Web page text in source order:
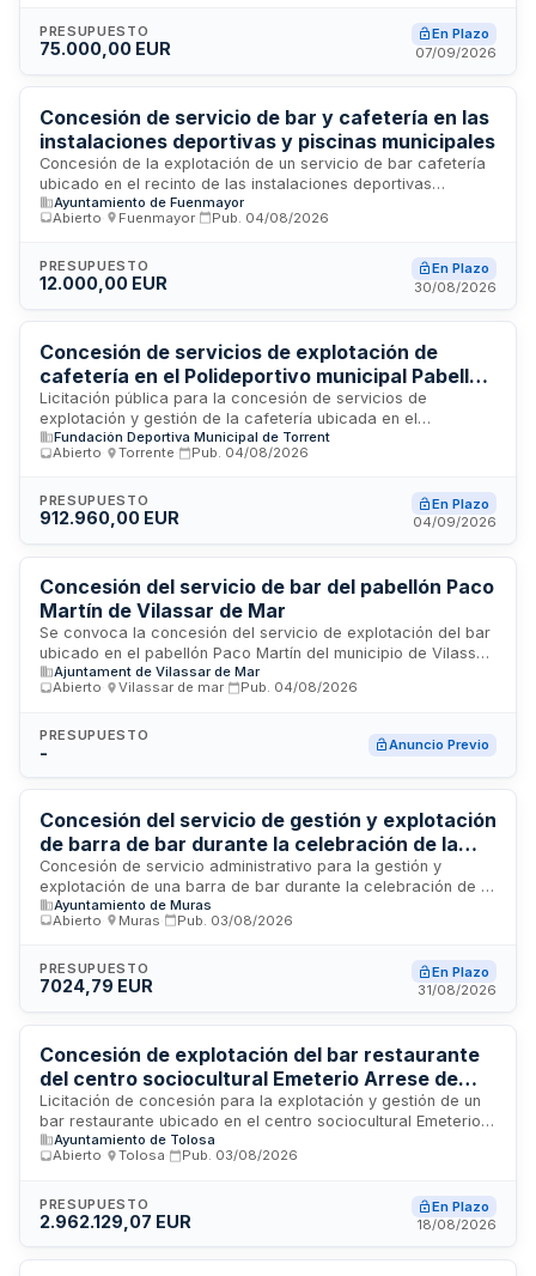
dirigido al personal destinado en dichos centros,
trabajadores de empresas externas y usuarios autorizados.
reposición de productos, mantenimiento técnico, retirada de
máquinas al finalizar el contrato y cumplimiento de la
normativa de protección de datos y seguridad alimentaria.
PRESUPUESTO
75.000,00 EUR
En Plazo
07/09/2026
Concesión de servicio de bar y cafetería en las
instalaciones deportivas y piscinas municipales
Concesión de la explotación de un servicio de bar cafetería
ubicado en el recinto de las instalaciones deportivas
municipales, que incluye la prestación de servicios de
cafetería, gestión de bar y servicios de limpieza. La
varios criterios de valoración, requiriendo que el
adjudicatario cuente con habilitación empresarial adecuada
gestión de establecimientos similares.
Ayuntamiento de Fuenmayor
Abierto
Fuenmayor Pub. 04/08/2026
PRESUPUESTO
12.000,00 EUR
En Plazo
30/08/2026
Concesión de servicios de explotación de
cafetería en el Polideportivo municipal Pabellón
Vedat de Torrent
Licitación pública para la concesión de servicios de
explotación y gestión de la cafetería ubicada en el
Polideportivo municipal Pabellón Vedat. La Fundación
Deportiva Municipal de Torrent convoca este procedimiento
administración, funcionamiento y prestación de servicios de
bar y comidas en las instalaciones deportivas municipales. El
del local, incluyendo venta de bebidas, alimentos y artículos
relacionados, atendiendo a los usuarios y visitantes del
polideportivo.
Fundación Deportiva Municipal de Torrent
Abierto
Torrente Pub. 04/08/2026
PRESUPUESTO
912.960,00 EUR
En Plazo
04/09/2026
Concesión del servicio de bar del pabellón Paco
Martín de Vilassar de Mar
Se convoca la concesión del servicio de explotación del bar
ubicado en el pabellón Paco Martín del municipio de Vilassar
de Mar. El Ajuntament de Vilassar de Mar licita la gestión
integral de este establecimiento de hostelería, incluyendo la
alimentos a los visitantes y usuarios del pabellón. Se trata de
una concesión administrativa que permite al adjudicatario
correspondientes contraprestaciones económicas,
garantizando la calidad en la atención y el cumplimiento de
la normativa municipal y sanitaria aplicable.
Ajuntament de Vilassar de Mar
Abierto
Vilassar de mar Pub. 04/08/2026
PRESUPUESTO
- Anuncio Previo
Concesión del servicio de gestión y explotación
de barra de bar durante la celebración de la
Feria del Poldro y Feria de la Miel 2026
Concesión de servicio administrativo para la gestión y
explotación de una barra de bar durante la celebración de la
Feria del Poldro y la Feria de la Miel en el año 2026. La
Administración licita el derecho a explotar el servicio de
íntegramente para el concesionario. El contrato no genera
gasto para la Administración, financiándose completamente
trescientos cincuenta euros, siendo mejorable al alza por los
licitadores.
Ayuntamiento de Muras
Abierto
Muras Pub. 03/08/2026
PRESUPUESTO
7024,79 EUR
En Plazo
31/08/2026
Concesión de explotación del bar restaurante
del centro sociocultural Emeterio Arrese de
Tolosa
Licitación de concesión para la explotación y gestión de un
bar restaurante ubicado en el centro sociocultural Emeterio
Arrese de Tolosa. El contrato tiene una duración de cuatro
años y no supone gasto alguno para el Ayuntamiento, siendo
asumirá todos los costes derivados de la ejecución,
explotación y mantenimiento del servicio. La retribución del
explotación del servicio.
Ayuntamiento de Tolosa
Abierto
Tolosa Pub. 03/08/2026
PRESUPUESTO
2.962.129,07 EUR
En Plazo
18/08/2026